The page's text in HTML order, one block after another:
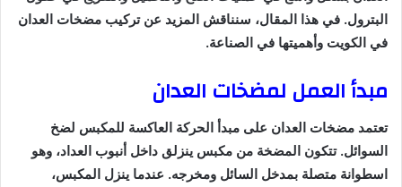
البترول. في هذا المقال، سنناقش المزيد عن تركيب مضخات العدان
في الكويت وأهميتها في الصناعة.
مبدأ العمل لمضخات العدان
تعتمد مضخات العدان على مبدأ الحركة العاكسة للمكبس لضخ
السوائل. تتكون المضخة من مكبس ينزلق داخل أنبوب العداد، وهو
اسطوانة متصلة بمدخل السائل ومخرجه. عندما ينزل المكبس،